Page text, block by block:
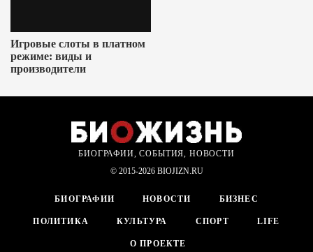
Игровые слоты в платном
режиме: виды и
производители
БИОГРАФИИ, СОБЫТИЯ, НОВОСТИ
© 2015-2026 BIOJIZN.RU
БИОГРАФИИ НОВОСТИ БИЗНЕС
ПОЛИТИКА КУЛЬТУРА СПОРТ LIFE
О ПРОЕКТЕ